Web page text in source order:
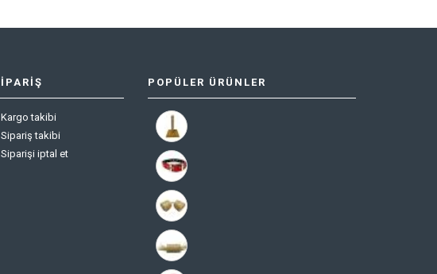
Kargo takibi
Sipariş takibi
Siparişi iptal et
POPÜLER ÜRÜNLER